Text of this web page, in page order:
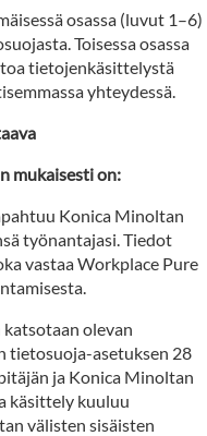
osassa (luvut 1–6)
Toisessa osassa
tietojenkäsittelystä
yhteydessä.
mukaisesti on:
Konica Minoltan
työnantajasi. Tiedot
vastaa Workplace Pure
olevan
tietosuoja-asetuksen 28
ja Konica Minoltan
käsittely kuuluu
välisten sisäisten